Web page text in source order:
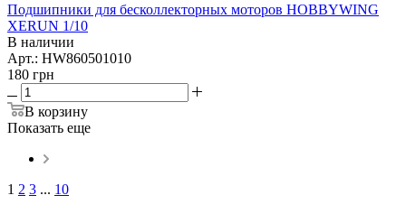
Подшипники для бесколлекторных моторов HOBBYWING
XERUN 1/10
В наличии
Арт.: HW860501010
180 грн
В корзину
Показать еще
1 2 3 ... 10